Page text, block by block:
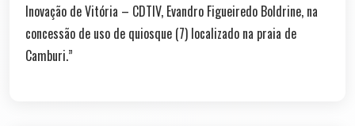
Inovação de Vitória – CDTIV, Evandro Figueiredo Boldrine, na
concessão de uso de quiosque (7) localizado na praia de
Camburi.”